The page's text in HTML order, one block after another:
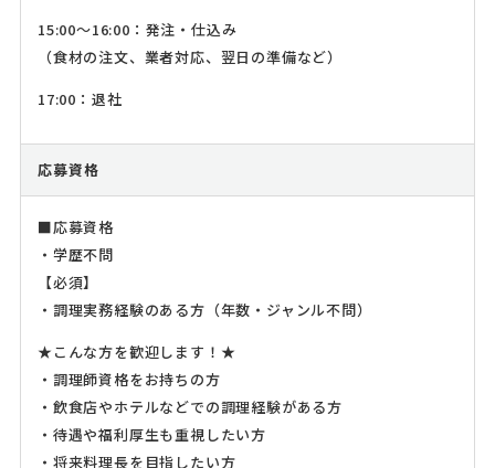
15:00～16:00：発注・仕込み
（食材の注文、業者対応、翌日の準備など）
17:00：退社
応募資格
■応募資格
・学歴不問
【必須】
・調理実務経験のある方（年数・ジャンル不問）
★こんな方を歓迎します！★
・調理師資格をお持ちの方
・飲食店やホテルなどでの調理経験がある方
・待遇や福利厚生も重視したい方
・将来料理長を目指したい方